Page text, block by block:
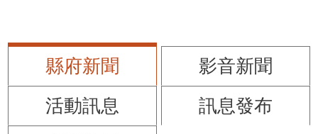
縣府新聞
影音新聞
活動訊息
訊息發布